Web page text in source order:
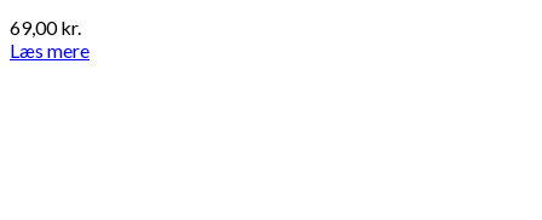
69,00kr.
Læs mere